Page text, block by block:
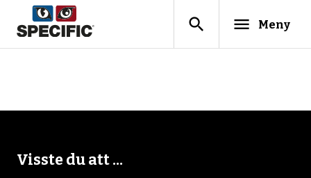
search menu Meny
Visste du att ...